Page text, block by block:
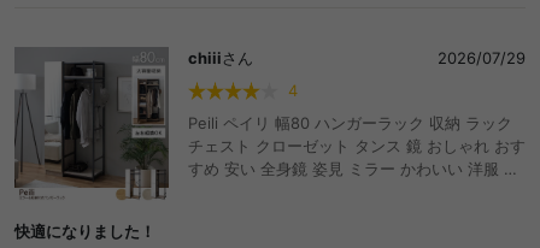
chiiiさん
2026/07/29
4
Peili ペイリ 幅80 ハンガーラック 収納 ラック
チェスト クローゼット タンス 鏡 おしゃれ おす
すめ 安い 全身鏡 姿見 ミラー かわいい 洋服 衣
快適になりました！